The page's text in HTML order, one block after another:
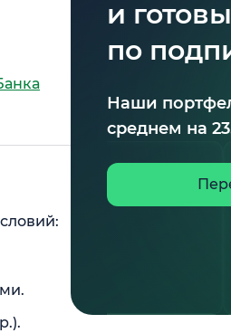
и
по
Наши
среднем на